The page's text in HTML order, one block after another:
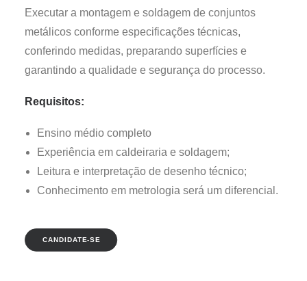
Executar a montagem e soldagem de conjuntos
metálicos conforme especificações técnicas,
conferindo medidas, preparando superfícies e
garantindo a qualidade e segurança do processo.
Requisitos:
Ensino médio completo
Experiência em caldeiraria e soldagem;
Leitura e interpretação de desenho técnico;
Conhecimento em metrologia será um diferencial.
CANDIDATE-SE